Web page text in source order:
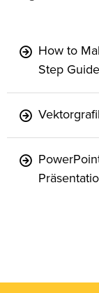
How to
Step Guide